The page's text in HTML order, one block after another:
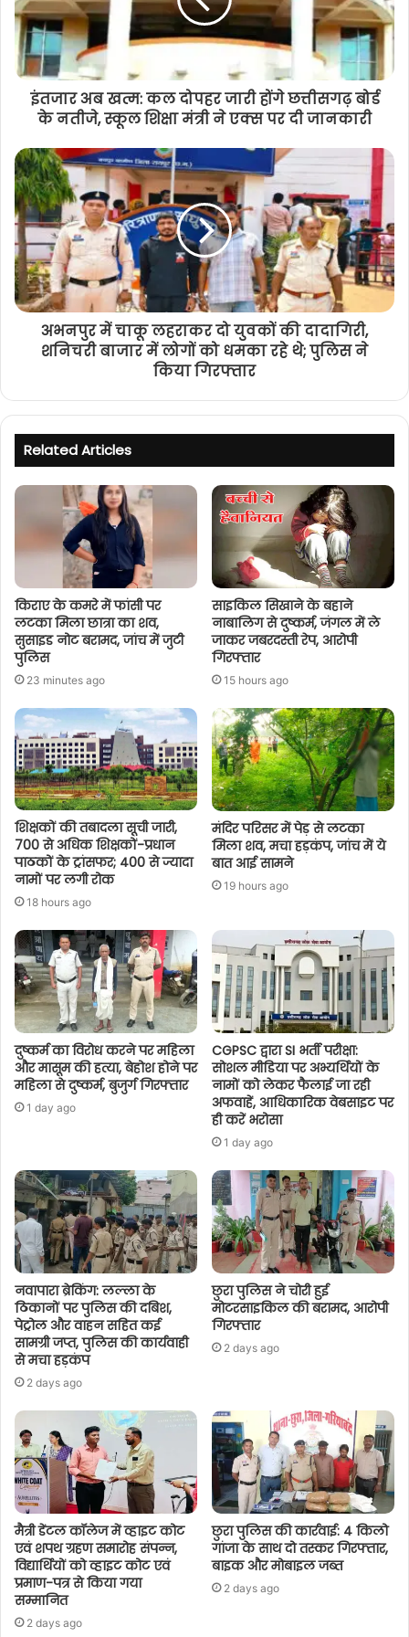
इंतजार अब खत्म: कल दोपहर जारी होंगे छत्तीसगढ़ बोर्ड
के नतीजे, स्कूल शिक्षा मंत्री ने एक्स पर दी जानकारी
अभनपुर में चाकू लहराकर दो युवकों की दादागिरी,
शनिचरी बाजार में लोगों को धमका रहे थे; पुलिस ने
किया गिरफ्तार
Related Articles
किराए के कमरे में फांसी पर
लटका मिला छात्रा का शव,
सुसाइड नोट बरामद, जांच में जुटी
पुलिस
23 minutes ago
साइकिल सिखाने के बहाने
नाबालिग से दुष्कर्म, जंगल में ले
जाकर जबरदस्ती रेप, आरोपी
गिरफ्तार
15 hours ago
शिक्षकों की तबादला सूची जारी,
700 से अधिक शिक्षकों-प्रधान
पाठकों के ट्रांसफर; 400 से ज्यादा
नामों पर लगी रोक
18 hours ago
मंदिर परिसर में पेड़ से लटका
मिला शव, मचा हड़कंप, जांच में ये
बात आई सामने
19 hours ago
दुष्कर्म का विरोध करने पर महिला
और मासूम की हत्या, बेहोश होने पर
महिला से दुष्कर्म, बुजुर्ग गिरफ्तार
1 day ago
CGPSC द्वारा SI भर्ती परीक्षा:
सोशल मीडिया पर अभ्यर्थियों के
नामों को लेकर फैलाई जा रही
अफवाहें, आधिकारिक वेबसाइट पर
ही करें भरोसा
1 day ago
नवापारा ब्रेकिंग: लल्ला के
ठिकानों पर पुलिस की दबिश,
पेट्रोल और वाहन सहित कई
सामग्री जप्त, पुलिस की कार्यवाही
से मचा हड़कंप
2 days ago
छुरा पुलिस ने चोरी हुई
मोटरसाइकिल की बरामद, आरोपी
गिरफ्तार
2 days ago
मैत्री डेंटल कॉलेज में व्हाइट कोट
एवं शपथ ग्रहण समारोह संपन्न,
विद्यार्थियों को व्हाइट कोट एवं
प्रमाण-पत्र से किया गया
सम्मानित
2 days ago
छुरा पुलिस की कार्रवाई: 4 किलो
गांजा के साथ दो तस्कर गिरफ्तार,
बाइक और मोबाइल जब्त
2 days ago